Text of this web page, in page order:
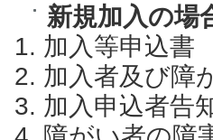
新規加入の場
加入等申込書
加入者及び障
加入申込者告